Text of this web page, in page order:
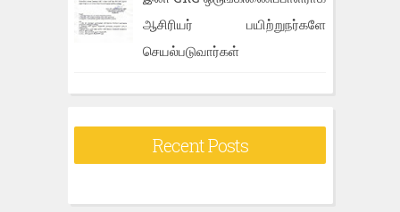
ஆசிரியர் பயிற்றுநர்களே
செயல்படுவார்கள்
Recent Posts